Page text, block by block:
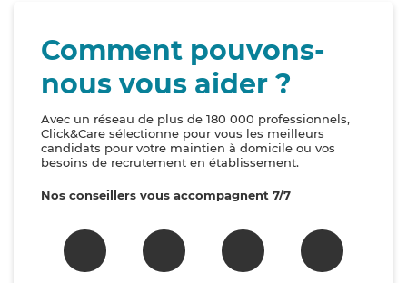
Comment pouvons-
nous vous aider ?
Avec un réseau de plus de 180 000 professionnels,
Click&Care sélectionne pour vous les meilleurs
candidats pour votre maintien à domicile ou vos
besoins de recrutement en établissement.
Nos conseillers vous accompagnent 7/7